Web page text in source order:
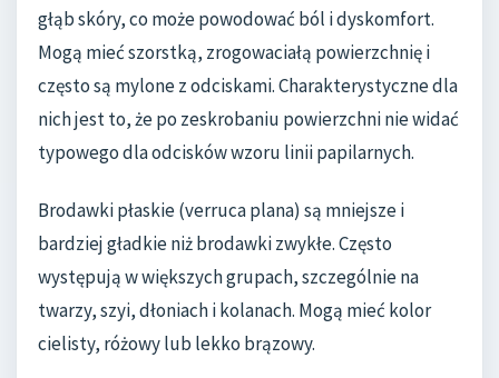
głąb skóry, co może powodować ból i dyskomfort.
Mogą mieć szorstką, zrogowaciałą powierzchnię i
często są mylone z odciskami. Charakterystyczne dla
nich jest to, że po zeskrobaniu powierzchni nie widać
typowego dla odcisków wzoru linii papilarnych.
Brodawki płaskie (verruca plana) są mniejsze i
bardziej gładkie niż brodawki zwykłe. Często
występują w większych grupach, szczególnie na
twarzy, szyi, dłoniach i kolanach. Mogą mieć kolor
cielisty, różowy lub lekko brązowy.